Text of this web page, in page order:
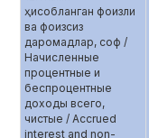
ҳисобланган фоизли
ва фоизсиз
даромадлар, соф /
Начисленные
процентные и
беспроцентные
доходы всего,
чистые / Accrued
interest and non-